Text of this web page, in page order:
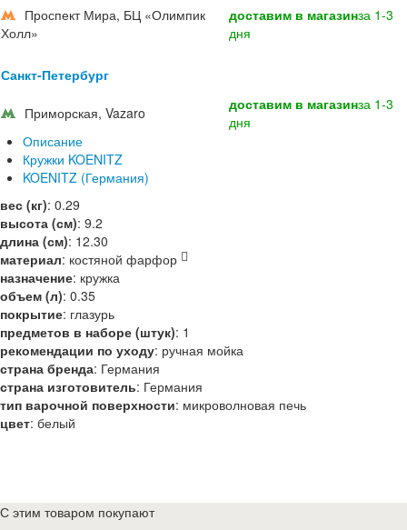
Проспект Мира, БЦ «Олимпик
Холл»
доставим в магазинза 1-3
дня
Санкт-Петербург
Приморская, Vazaro доставим в магазинза 1-3
дня
Описание
Кружки KOENITZ
KOENITZ (Германия)
вес (кг): 0.29
высота (см): 9.2
длина (см): 12.30
материал: костяной фарфор
назначение: кружка
объем (л): 0.35
покрытие: глазурь
предметов в наборе (штук): 1
рекомендации по уходу: ручная мойка
страна бренда: Германия
страна изготовитель: Германия
тип варочной поверхности: микроволновая печь
цвет: белый
С этим товаром покупают